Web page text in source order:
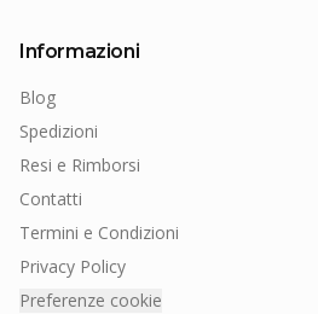
Informazioni
Blog
Spedizioni
Resi e Rimborsi
Contatti
Termini e Condizioni
Privacy Policy
Preferenze cookie